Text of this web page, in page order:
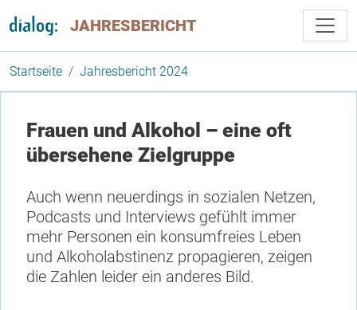
JAHRESBERICHT
Startseite Jahresbericht 2024
Frauen und Alkohol – eine oft
übersehene Zielgruppe
Auch wenn neuerdings in sozialen Netzen,
Podcasts und Interviews gefühlt immer
mehr Personen ein konsumfreies Leben
und Alkoholabstinenz propagieren, zeigen
die Zahlen leider ein anderes Bild.